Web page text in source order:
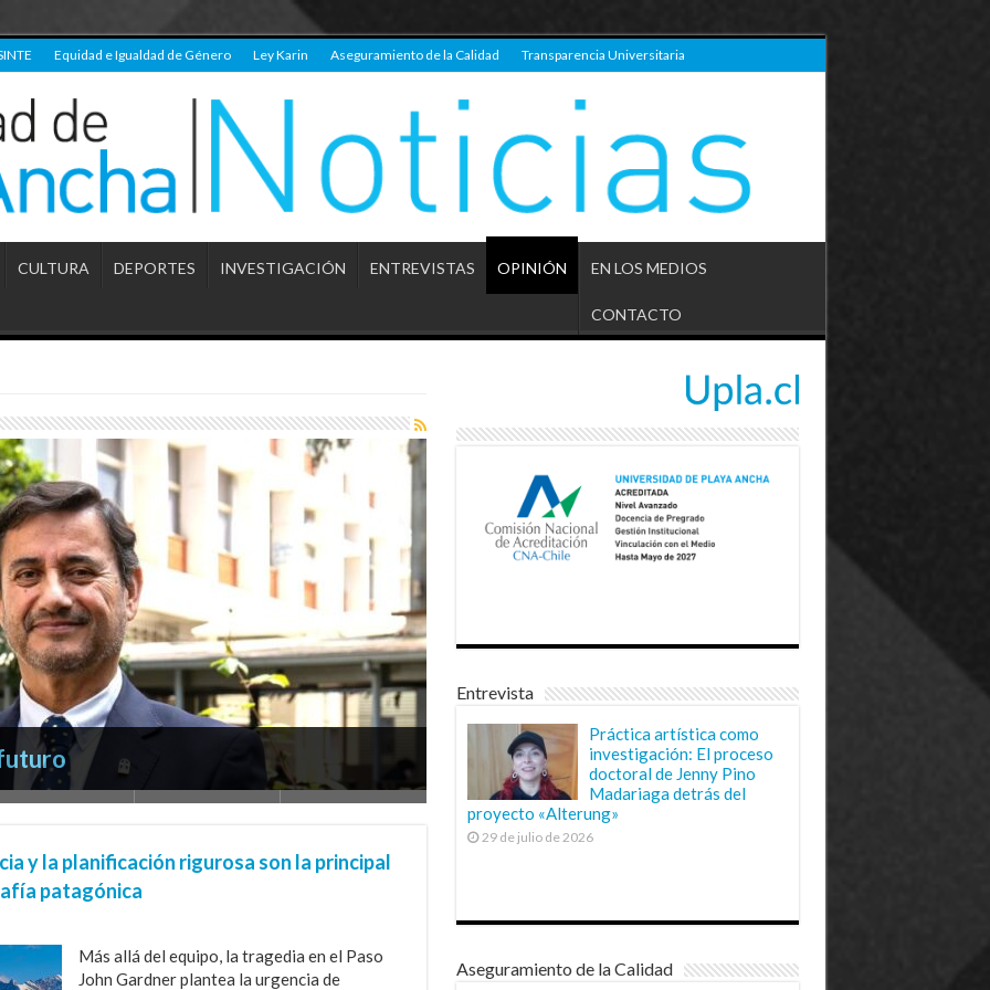
Equidad e Igualdad de Género Ley Karin Aseguramiento de la Calidad Transparencia Universitaria
CULTURA DEPORTES INVESTIGACIÓN ENTREVISTAS OPINIÓN EN LOS MEDIOS
CONTACTO
social
y la planificación rigurosa son la principal
patagónica
Más allá del equipo, la tragedia en el Paso
John Gardner plantea la urgencia de
Entrevista
Práctica artística como
investigación: El proceso
doctoral de Jenny Pino
Madariaga detrás del
proyecto «Alterung»
29 de julio de 2026
Aseguramiento de la Calidad